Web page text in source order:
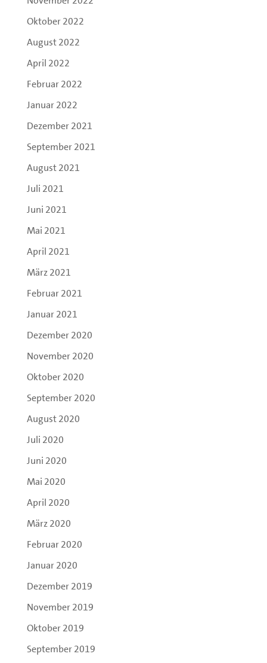
Oktober 2022
August 2022
April 2022
Februar 2022
Januar 2022
Dezember 2021
September 2021
August 2021
Juli 2021
Juni 2021
Mai 2021
April 2021
März 2021
Februar 2021
Januar 2021
Dezember 2020
November 2020
Oktober 2020
September 2020
August 2020
Juli 2020
Juni 2020
Mai 2020
April 2020
März 2020
Februar 2020
Januar 2020
Dezember 2019
November 2019
Oktober 2019
September 2019